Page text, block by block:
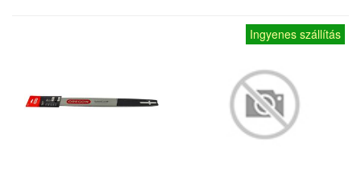
Ingyenes szállítás